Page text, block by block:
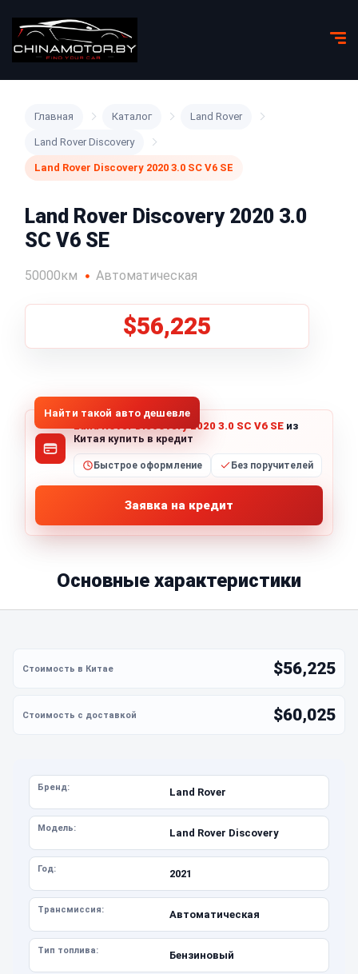
Главная Каталог Land Rover
Land Rover Discovery
Land Rover Discovery 2020 3.0 SC V6 SE
Land Rover Discovery 2020 3.0
SC V6 SE
50000км Автоматическая
$56,225
Найти такой авто дешевле
Land Rover Discovery 2020 3.0 SC V6 SE из
Китая купить в кредит
Быстрое оформление Без поручителей
Заявка на кредит
Основные характеристики
$56,225
$60,025
Бренд: Land Rover
Модель: Land Rover Discovery
Год: 2021
Трансмиссия: Автоматическая
Тип топлива: Бензиновый